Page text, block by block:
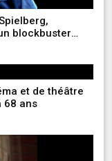
blockbuster
tous les temps
et de théâtre
68 ans